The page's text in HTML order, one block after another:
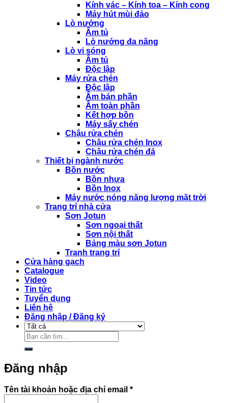
Kính vác – Kính toa – Kính cong
Máy hút mùi đảo
Lò nướng
Âm tủ
Lò nướng đa năng
Lò vi sóng
Âm tủ
Độc lập
Máy rửa chén
Độc lập
Âm bán phần
Âm toàn phần
Kết hợp bồn
Máy sấy chén
Chậu rửa chén
Chậu rửa chén Inox
Chậu rửa chén đá
Thiết bị ngành nước
Bồn nước
Bồn nhựa
Bồn Inox
Máy nước nóng năng lượng mặt trời
Trang trí nhà cửa
Sơn Jotun
Sơn ngoại thất
Sơn nội thất
Bảng màu sơn Jotun
Tranh trang trí
Cửa hàng gạch
Catalogue
Video
Tin tức
Tuyển dụng
Liên hệ
Đăng nhập / Đăng ký
Tìm
kiếm:
Đăng nhập
Tên tài khoản hoặc địa chỉ email *Bắt